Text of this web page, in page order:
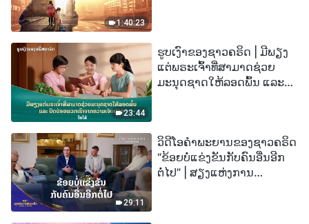
1:40:23
23:44
ຮູບເງົາຂອງຊາວຄຣິດ | ມີພຽງ
ແຕ່ພຣະເຈົ້າທີ່ສາມາດຊ່ວຍ
ມະນຸດຊາດໃຫ້ລອດພົ້ນ ແລະ
29:11
ວິດີໂອຄຳພະຍານຂອງຊາວຄຣິດ
“ຂ້ອຍບໍ່ແຂ່ງຂັນກັບຄົນອື່ນອີກ
ຕໍ່ໄປ” | ສຽງແຫ່ງການ